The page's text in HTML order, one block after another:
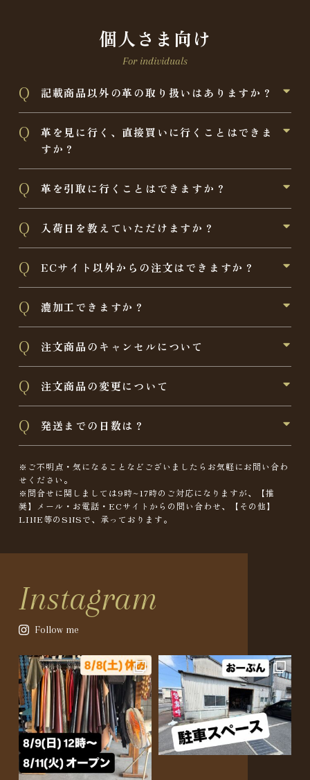
個人さま向け
For individuals
記載商品以外の革の取り扱いはありますか？
革を見に行く、直接買いに行くことはできま
すか？
革を引取に行くことはできますか？
入荷日を教えていただけますか？
ECサイト以外からの注文はできますか？
漉加工できますか？
注文商品のキャンセルについて
注文商品の変更について
発送までの日数は？
※ご不明点・気になることなどございましたらお気軽にお問い合わ
せください。
※問合せに関しましては9時~17時のご対応になりますが、【推
奨】メール・お電話・ECサイトからの問い合わせ、【その他】
LINE等のSNSで、承っております。
Instagram
Follow me